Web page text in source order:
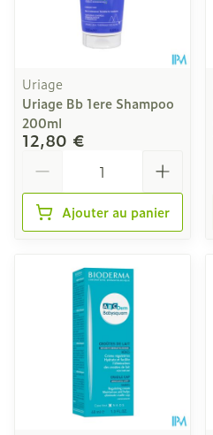
Uriage
Uriage Bb 1ere Shampoo
200ml
12,80 €
Ajouter au panier